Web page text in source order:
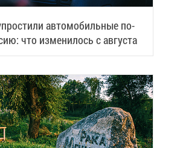
ав­то­мо­биль­ные по­
что из­ме­ни­лось с ав­гу­ста